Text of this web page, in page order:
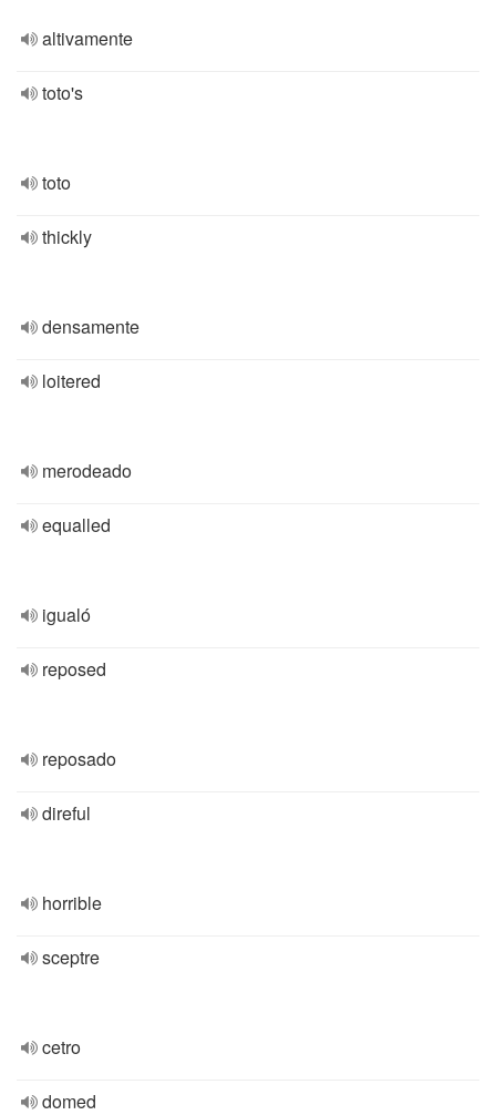
altivamente
toto's
toto
thickly
densamente
loitered
merodeado
equalled
igualó
reposed
reposado
direful
horrible
sceptre
cetro
domed